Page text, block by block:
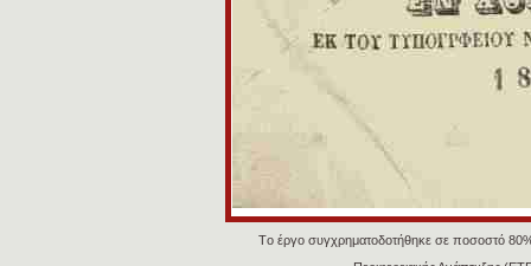
Tο έργο συγχρηματοδοτήθηκε σε ποσοστό